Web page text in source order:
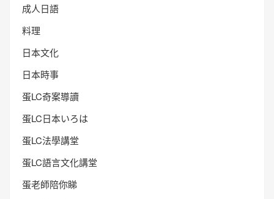
成人日語
料理
日本文化
日本時事
蛋LC奇案導讀
蛋LC日本いろは
蛋LC法學講堂
蛋LC語言文化講堂
蛋老師陪你睇